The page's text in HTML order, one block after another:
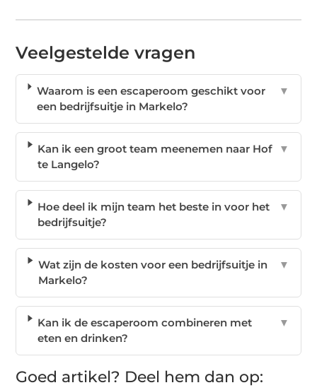
Veelgestelde vragen
Waarom is een escaperoom geschikt voor
een bedrijfsuitje in Markelo?
▼
Kan ik een groot team meenemen naar Hof
te Langelo?
▼
Hoe deel ik mijn team het beste in voor het
bedrijfsuitje?
▼
Wat zijn de kosten voor een bedrijfsuitje in
Markelo?
▼
Kan ik de escaperoom combineren met
eten en drinken?
▼
Goed artikel? Deel hem dan op: